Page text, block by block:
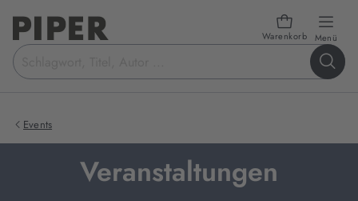
Warenkorb Menü
Suchbegriff
eingeben
Events
Veranstaltungen